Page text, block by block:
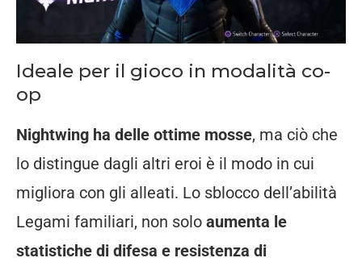
Ideale per il gioco in modalità co-
op
Nightwing ha delle ottime mosse, ma ciò che
lo distingue dagli altri eroi è il modo in cui
migliora con gli alleati. Lo sblocco dell’abilità
Legami familiari, non solo aumenta le
statistiche di difesa e resistenza di